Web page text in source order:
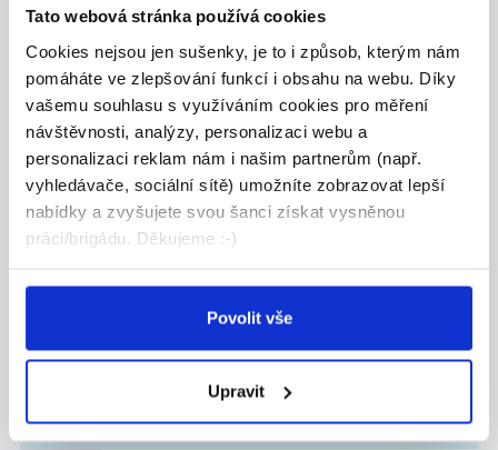
Tato webová stránka používá cookies
Cookies nejsou jen sušenky, je to i způsob, kterým nám
pomáháte ve zlepšování funkcí i obsahu na webu. Díky
vašemu souhlasu s využíváním cookies pro měření
návštěvnosti, analýzy, personalizaci webu a
personalizaci reklam nám i našim partnerům (např.
vyhledávače, sociální sítě) umožníte zobrazovat lepší
nabídky a zvyšujete svou šanci získat vysněnou
práci/brigádu. Děkujeme :-)
Povolit vše
Upravit
chod...
Tábor
Martin Syrovátka
Nově přidáno 06.08.2026
OSTRAHA PRODEJNY - 170Kč
1 hod.0
LPS GUARD s.r.o.